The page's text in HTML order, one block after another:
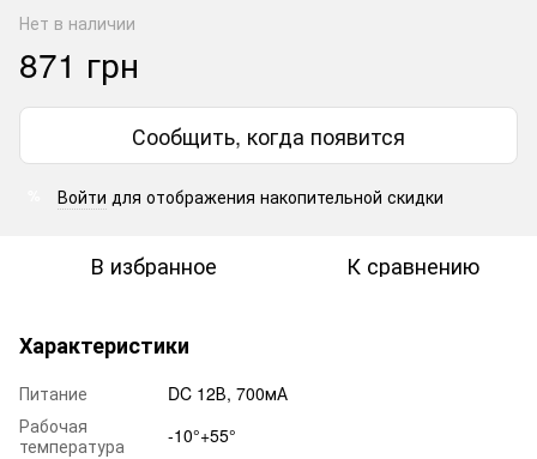
Нет в наличии
871 грн
Сообщить, когда появится
Войти для отображения накопительной скидки
В избранное К сравнению
Характеристики
Питание
DC 12В, 700мА
Рабочая
температура
-10°+55°